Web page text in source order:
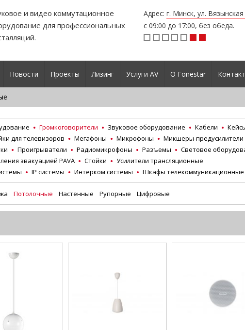
и видео коммутационное
для профессиональных
Адрес: г. Минск, ул.
с 09:00 до 17:00, без обеда.
Новости Проекты Лизинг Услуги AV О Fonestar
Громкоговорители Звуковое оборудование Кабели
для телевизоров Мегафоны Микрофоны
Микшеры-предусилители
Проигрыватели Радиомикрофоны Разъемы
Световое
эвакуацией PAVA Стойки
Усилители трансляционные
IP системы Интерком системы Шкафы телекоммуникационные
Потолочные Настенные Рупорные Цифровые